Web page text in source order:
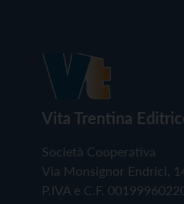
Vita Trentina
Società Cooperativa
Via Monsignor Endrici,
P.IVA e C.F.